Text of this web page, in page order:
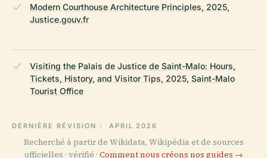
Modern Courthouse Architecture Principles, 2025,
Justice.gouv.fr
Visiting the Palais de Justice de Saint-Malo: Hours,
Tickets, History, and Visitor Tips, 2025, Saint-Malo
Tourist Office
DERNIÈRE RÉVISION : APRIL 2026
Recherché à partir de Wikidata, Wikipédia et de sources
officielles · vérifié · Comment nous créons nos guides →